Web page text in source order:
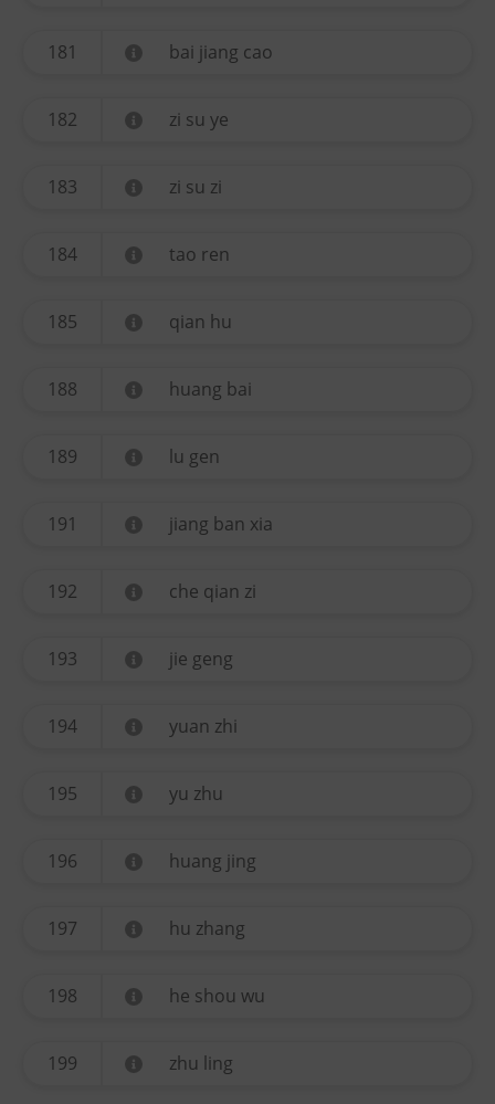
181 bai jiang cao
182 zi su ye
183 zi su zi
184 tao ren
185 qian hu
188 huang bai
189 lu gen
191 jiang ban xia
192 che qian zi
193 jie geng
194 yuan zhi
195 yu zhu
196 huang jing
197 hu zhang
198 he shou wu
199 zhu ling